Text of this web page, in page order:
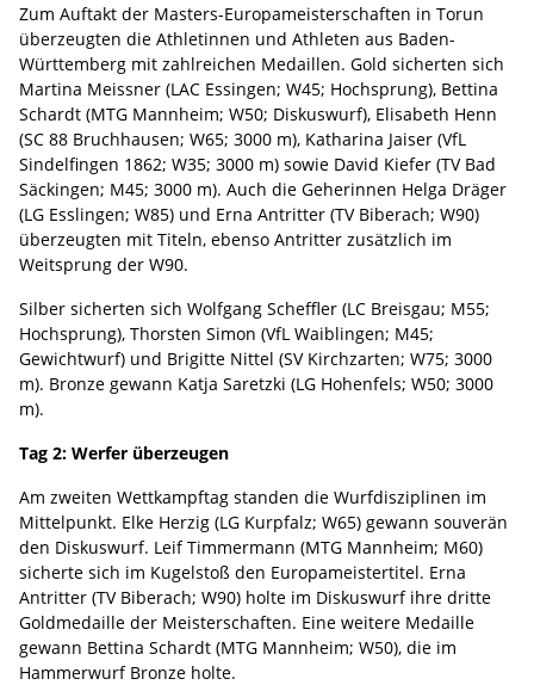
Zum Auftakt der Masters-Europameisterschaften in Torun
überzeugten die Athletinnen und Athleten aus Baden-
Württemberg mit zahlreichen Medaillen. Gold sicherten sich
Martina Meissner (LAC Essingen; W45; Hochsprung), Bettina
Schardt (MTG Mannheim; W50; Diskuswurf), Elisabeth Henn
(SC 88 Bruchhausen; W65; 3000 m), Katharina Jaiser (VfL
Sindelfingen 1862; W35; 3000 m) sowie David Kiefer (TV Bad
Säckingen; M45; 3000 m). Auch die Geherinnen Helga Dräger
(LG Esslingen; W85) und Erna Antritter (TV Biberach; W90)
überzeugten mit Titeln, ebenso Antritter zusätzlich im
Weitsprung der W90.
Silber sicherten sich Wolfgang Scheffler (LC Breisgau; M55;
Hochsprung), Thorsten Simon (VfL Waiblingen; M45;
Gewichtwurf) und Brigitte Nittel (SV Kirchzarten; W75; 3000
m). Bronze gewann Katja Saretzki (LG Hohenfels; W50; 3000
m).
Tag 2: Werfer überzeugen
Am zweiten Wettkampftag standen die Wurfdisziplinen im
Mittelpunkt. Elke Herzig (LG Kurpfalz; W65) gewann souverän
den Diskuswurf. Leif Timmermann (MTG Mannheim; M60)
sicherte sich im Kugelstoß den Europameistertitel. Erna
Antritter (TV Biberach; W90) holte im Diskuswurf ihre dritte
Goldmedaille der Meisterschaften. Eine weitere Medaille
gewann Bettina Schardt (MTG Mannheim; W50), die im
Hammerwurf Bronze holte.